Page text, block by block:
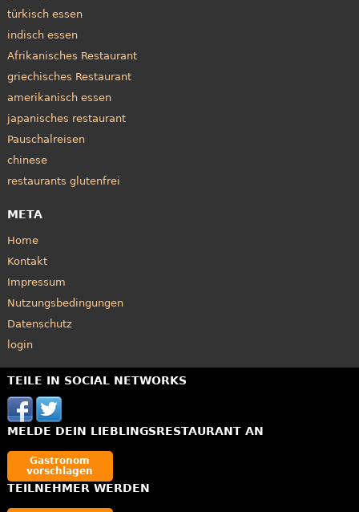
türkisch essen
indisch essen
Afrikanisches Restaurant
griechisches Restaurant
amerikanisch essen
japanisches restaurant
Pauschalreisen
chinese
restaurants glutenfrei
META
Home
Kontakt
Impressum
Nutzungsbedingungen
Datenschutz
login
TEILE IN SOCIAL NETWORKS
MELDE DEIN LIEBLINGSRESTAURANT AN
Gastronom
vorschlagen
TEILNEHMER WERDEN